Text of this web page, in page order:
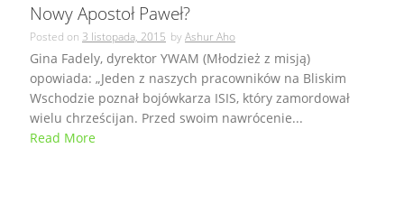
Nowy Apostoł Paweł?
Posted on 3 listopada, 2015 byAshur Aho
Gina Fadely, dyrektor YWAM (Młodzież z misją)
opowiada: „Jeden z naszych pracowników na Bliskim
Wschodzie poznał bojówkarza ISIS, który zamordował
wielu chrześcijan. Przed swoim nawrócenie...
Read More